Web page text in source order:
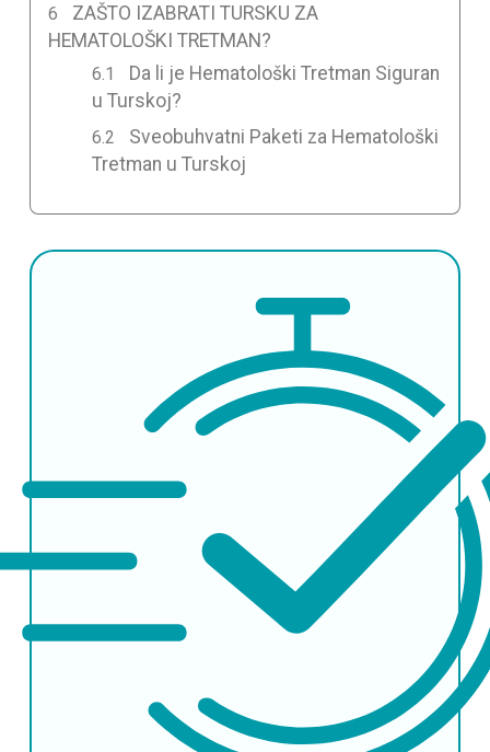
ZAŠTO IZABRATI TURSKU ZA
HEMATOLOŠKI TRETMAN?
Da li je Hematološki Tretman Siguran
u Turskoj?
Sveobuhvatni Paketi za Hematološki
Tretman u Turskoj